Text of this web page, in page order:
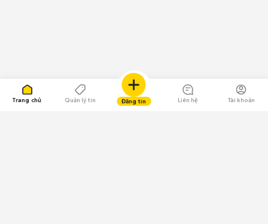
Trang chủ Quản lý tin Đăng tin Liên hệ Tài khoản